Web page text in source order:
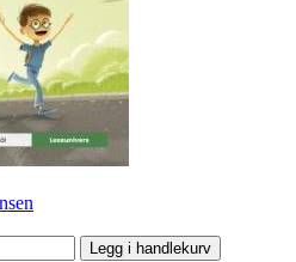
Legg i handlekurv